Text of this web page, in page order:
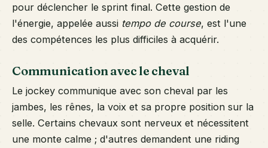
pour déclencher le sprint final. Cette gestion de
l'énergie, appelée aussi tempo de course, est l'une
des compétences les plus difficiles à acquérir.
Communication avec le cheval
Le jockey communique avec son cheval par les
jambes, les rênes, la voix et sa propre position sur la
selle. Certains chevaux sont nerveux et nécessitent
une monte calme ; d'autres demandent une riding